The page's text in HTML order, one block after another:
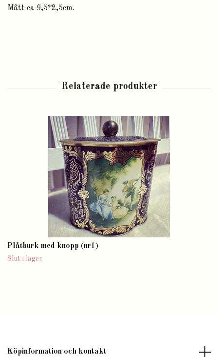
Mått ca 9,5*2,5cm.
Plåtburk med knopp (nr1)
Slut i lager
Köpinformation och kontakt